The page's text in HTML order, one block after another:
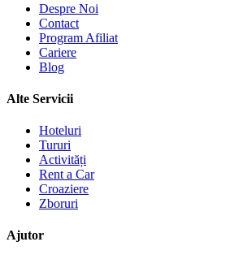
Despre Noi
Contact
Program Afiliat
Cariere
Blog
Alte Servicii
Hoteluri
Tururi
Activități
Rent a Car
Croaziere
Zboruri
Ajutor